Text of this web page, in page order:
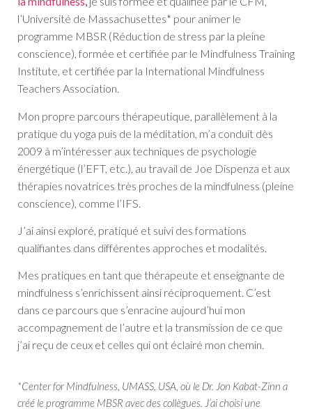
l’Université de Massachusettes* pour animer le
programme MBSR (Réduction de stress par la pleine
conscience), formée et certifiée par le Mindfulness Training
Institute, et certifiée par la International Mindfulness
Teachers Association.
Mon propre parcours thérapeutique, parallèlement à la
pratique du yoga puis de la méditation, m’a conduit dès
2009 à m’intéresser aux techniques de psychologie
énergétique (l’EFT, etc.), au travail de Joe Dispenza et aux
thérapies novatrices très proches de la mindfulness (pleine
conscience), comme l’IFS.
J’ai ainsi exploré, pratiqué et suivi des formations
qualifiantes dans différentes approches et modalités.
Mes pratiques en tant que thérapeute et enseignante de
mindfulness s’enrichissent ainsi réciproquement. C’est
dans ce parcours que s’enracine aujourd’hui mon
accompagnement de l’autre et la transmission de ce que
j’ai reçu de ceux et celles qui ont éclairé mon chemin.
*Center for Mindfulness, UMASS, USA, où le Dr. Jon Kabat-Zinn a
créé le programme MBSR avec des collègues. J’ai choisi une